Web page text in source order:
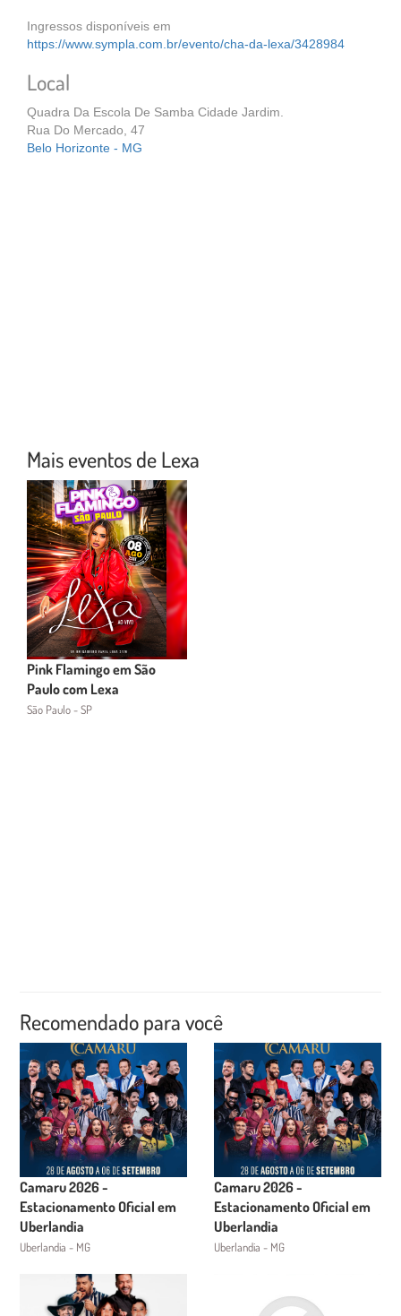
Ingressos disponíveis em
https://www.sympla.com.br/evento/cha-da-lexa/3428984
Local
Quadra Da Escola De Samba Cidade Jardim.
Rua Do Mercado, 47
Belo Horizonte - MG
Mais eventos de Lexa
Pink Flamingo em São
Paulo com Lexa
São Paulo - SP
Recomendado para você
Camaru 2026 -
Estacionamento Oficial em
Uberlandia
Uberlandia - MG
Camaru 2026 -
Estacionamento Oficial em
Uberlandia
Uberlandia - MG